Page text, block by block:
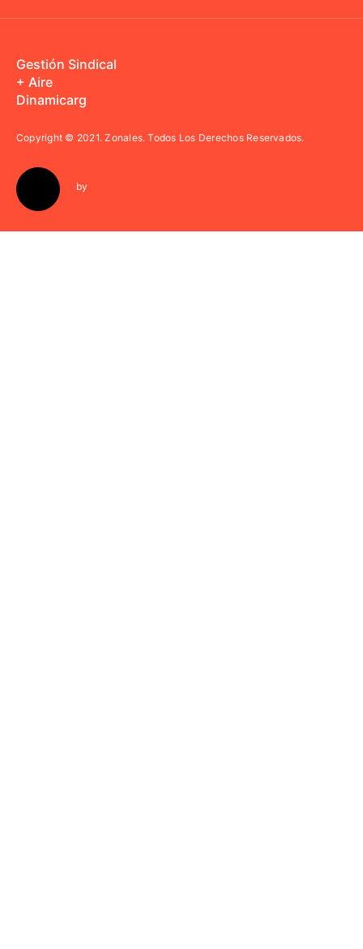
Gestión Sindical
+ Aire
Dinamicarg
Copyright © 2021.Zonales. Todos Los Derechos Reservados.
by